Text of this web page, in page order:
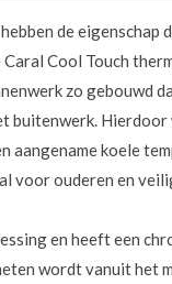
de eigenschap
Cool Touch
zo gebouwd
buitenwerk.
aangename koele
voor ouderen en
en heeft een
wordt vanuit het